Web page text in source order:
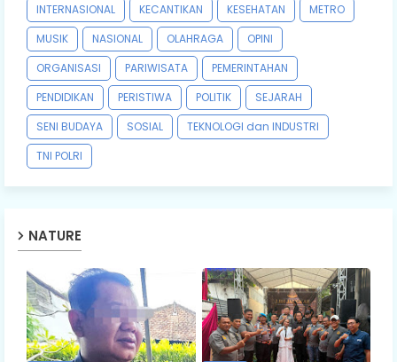
INTERNASIONAL
KECANTIKAN KESEHATAN
METRO
MUSIK
NASIONAL OLAHRAGA
OPINI
ORGANISASI
PARIWISATA
PEMERINTAHAN
PENDIDIKAN
PERISTIWA POLITIK
SEJARAH
SENI BUDAYA
SOSIAL
TEKNOLOGI dan INDUSTRI
TNI POLRI
NATURE